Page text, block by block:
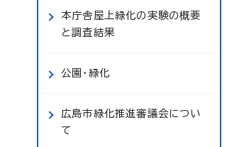
本庁舎屋上緑化の実験の概要
と調査結果
公園・緑化
広島市緑化推進審議会につい
て